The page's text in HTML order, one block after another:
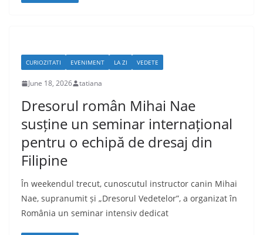
CURIOZITATI EVENIMENT LA ZI VEDETE
June 18, 2026 tatiana
Dresorul român Mihai Nae
susține un seminar internațional
pentru o echipă de dresaj din
Filipine
În weekendul trecut, cunoscutul instructor canin Mihai
Nae, supranumit și „Dresorul Vedetelor”, a organizat în
România un seminar intensiv dedicat